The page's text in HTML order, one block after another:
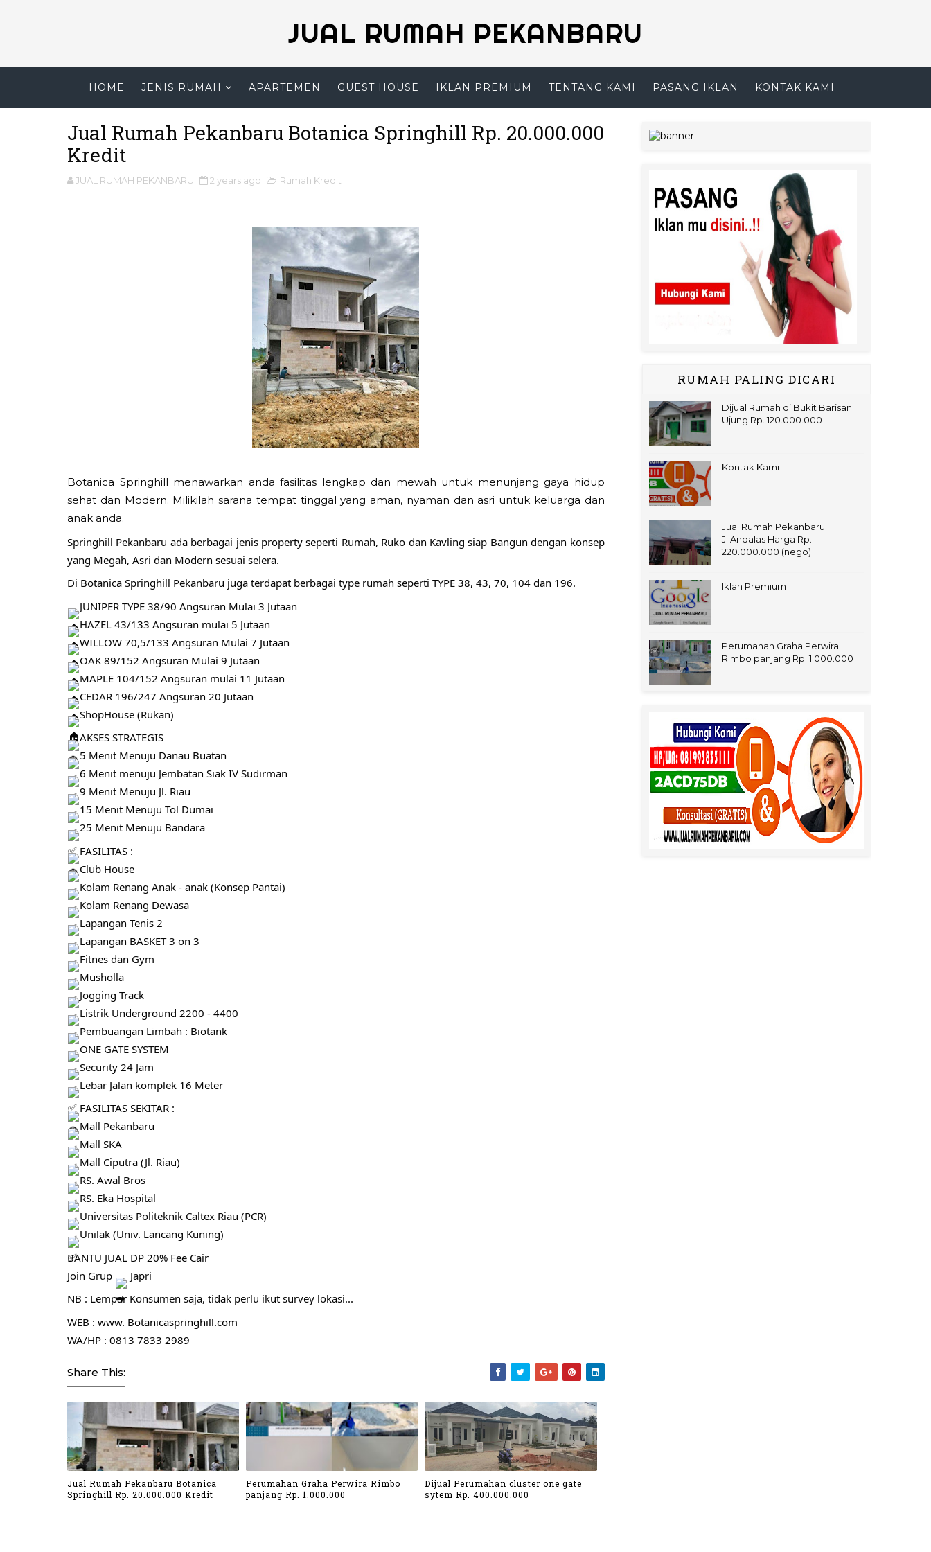
JUAL RUMAH PEKANBARU
HOME JENIS RUMAH APARTEMEN GUEST HOUSE IKLAN PREMIUM TENTANG KAMI PASANG IKLAN KONTAK KAMI
Jual Rumah Pekanbaru Botanica Springhill Rp. 20.000.000
Kredit
JUAL RUMAH PEKANBARU 2 years ago Rumah Kredit
Botanica Springhill menawarkan anda fasilitas lengkap dan mewah untuk menunjang gaya hidup
sehat dan Modern. Milikilah sarana tempat tinggal yang aman, nyaman dan asri untuk keluarga dan
anak anda.
Springhill Pekanbaru ada berbagai jenis property seperti Rumah, Ruko dan Kavling siap Bangun dengan konsep
yang Megah, Asri dan Modern sesuai selera.
Di Botanica Springhill Pekanbaru juga terdapat berbagai type rumah seperti TYPE 38, 43, 70, 104 dan 196.
JUNIPER TYPE 38/90 Angsuran Mulai 3 Jutaan
HAZEL 43/133 Angsuran mulai 5 Jutaan
WILLOW 70,5/133 Angsuran Mulai 7 Jutaan
OAK 89/152 Angsuran Mulai 9 Jutaan
MAPLE 104/152 Angsuran mulai 11 Jutaan
CEDAR 196/247 Angsuran 20 Jutaan
ShopHouse (Rukan)
AKSES STRATEGIS
5 Menit Menuju Danau Buatan
6 Menit menuju Jembatan Siak IV Sudirman
9 Menit Menuju Jl. Riau
15 Menit Menuju Tol Dumai
25 Menit Menuju Bandara
FASILITAS :
Club House
Kolam Renang Anak - anak (Konsep Pantai)
Kolam Renang Dewasa
Lapangan Tenis 2
Lapangan BASKET 3 on 3
Fitnes dan Gym
Musholla
Jogging Track
Listrik Underground 2200 - 4400
Pembuangan Limbah : Biotank
ONE GATE SYSTEM
Security 24 Jam
Lebar Jalan komplek 16 Meter
FASILITAS SEKITAR :
Mall Pekanbaru
Mall SKA
Mall Ciputra (Jl. Riau)
RS. Awal Bros
RS. Eka Hospital
Universitas Politeknik Caltex Riau (PCR)
Unilak (Univ. Lancang Kuning)
BANTU JUAL DP 20% Fee Cair
Join Grup
Japri
NB : Lempar Konsumen saja, tidak perlu ikut survey lokasi...
WEB : www. Botanicaspringhill.com
WA/HP : 0813 7833 2989
Share This:
Jual Rumah Pekanbaru Botanica
Springhill Rp. 20.000.000 Kredit
Perumahan Graha Perwira Rimbo
panjang Rp. 1.000.000
Dijual Perumahan cluster one gate
sytem Rp. 400.000.000
RUMAH PALING DICARI
Dijual Rumah di Bukit Barisan
Ujung Rp. 120.000.000
Kontak Kami
Jual Rumah Pekanbaru
Jl.Andalas Harga Rp.
220.000.000 (nego)
Iklan Premium
Perumahan Graha Perwira
Rimbo panjang Rp. 1.000.000